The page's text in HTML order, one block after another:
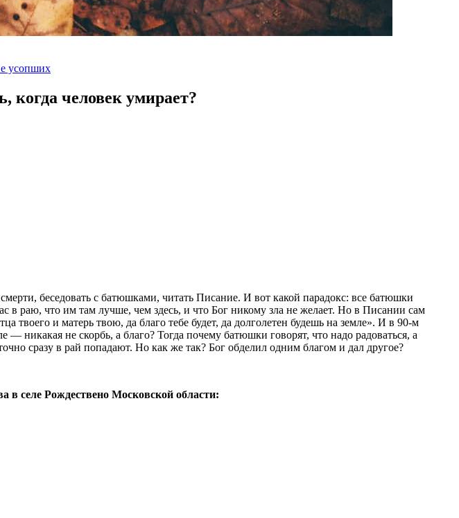
усопших
когда человек умирает?
беседовать с батюшками, читать Писание. И вот какой парадокс: все батюшки
в раю, что им там лучше, чем здесь, и что Бог никому зла не желает. Но в Писании сам
твоего и матерь твою, да благо тебе будет, да долголетен будешь на земле». И в 90-м
не скорбь, а благо? Тогда почему батюшки говорят, что надо радоваться, а
сразу в рай попадают. Но как же так? Бог обделил одним благом и дал другое?
в селе Рождествено Московской области: